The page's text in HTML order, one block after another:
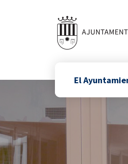
El